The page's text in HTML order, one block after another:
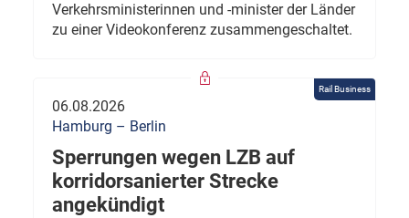
Verkehrsministerinnen und -minister der Länder
zu einer Videokonferenz zusammengeschaltet.
Rail Business
06.08.2026
Hamburg – Berlin
Sperrungen wegen LZB auf
korridorsanierter Strecke
angekündigt